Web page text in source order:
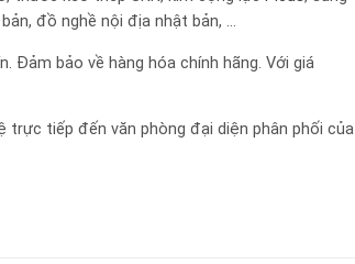
đồ nghề nội địa nhật bản, …
Đảm bảo về hàng hóa chính hãng. Với giá
trực tiếp đến văn phòng đại diện phân phối của